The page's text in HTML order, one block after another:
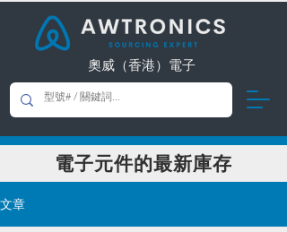
奧威（香港）電子
​電子元件的最新庫存
文章